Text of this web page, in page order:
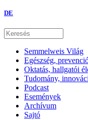
DE
Semmelweis Világ
Egészség,
Oktatás, hallgatói
Tudomány,
Podcast
Események
Archívum
Sajtó